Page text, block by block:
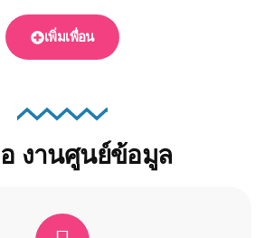
เพิ่มเพื่อน
งานศูนย์ข้อมูล